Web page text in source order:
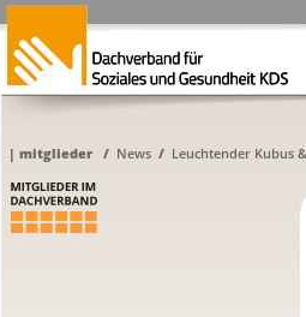
| mitglieder/ News/ Leuchtender Kubus